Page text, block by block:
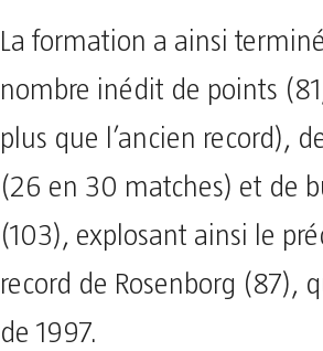
La formation a ainsi
nombre inédit de points
plus que l’ancien record),
(26 en 30 matches) et de
(103), explosant ainsi le
record de Rosenborg (87),
de 1997.